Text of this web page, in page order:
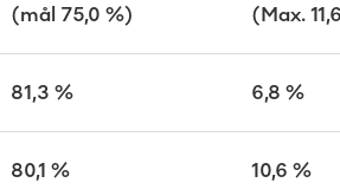
(mål 75,0 %)
(Max.
81,3 % 6,8 %
80,1 % 10,6 %